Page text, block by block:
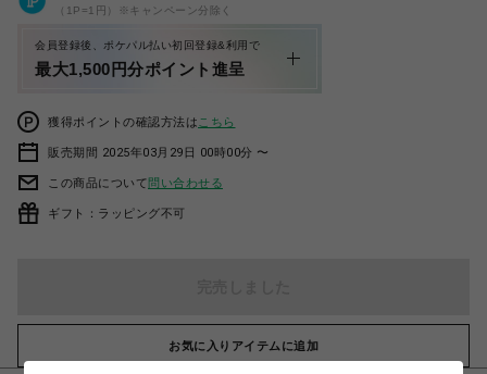
（1P=1円）※キャンペーン分除く
会員登録後、ポケパル払い初回登録&利用で
最大1,500円分ポイント進呈
獲得ポイントの確認方法は こちら
販売期間 2025年03月29日 00時00分 〜
この商品について問い合わせる
ギフト：ラッピング不可
お気に入りアイテムに追加